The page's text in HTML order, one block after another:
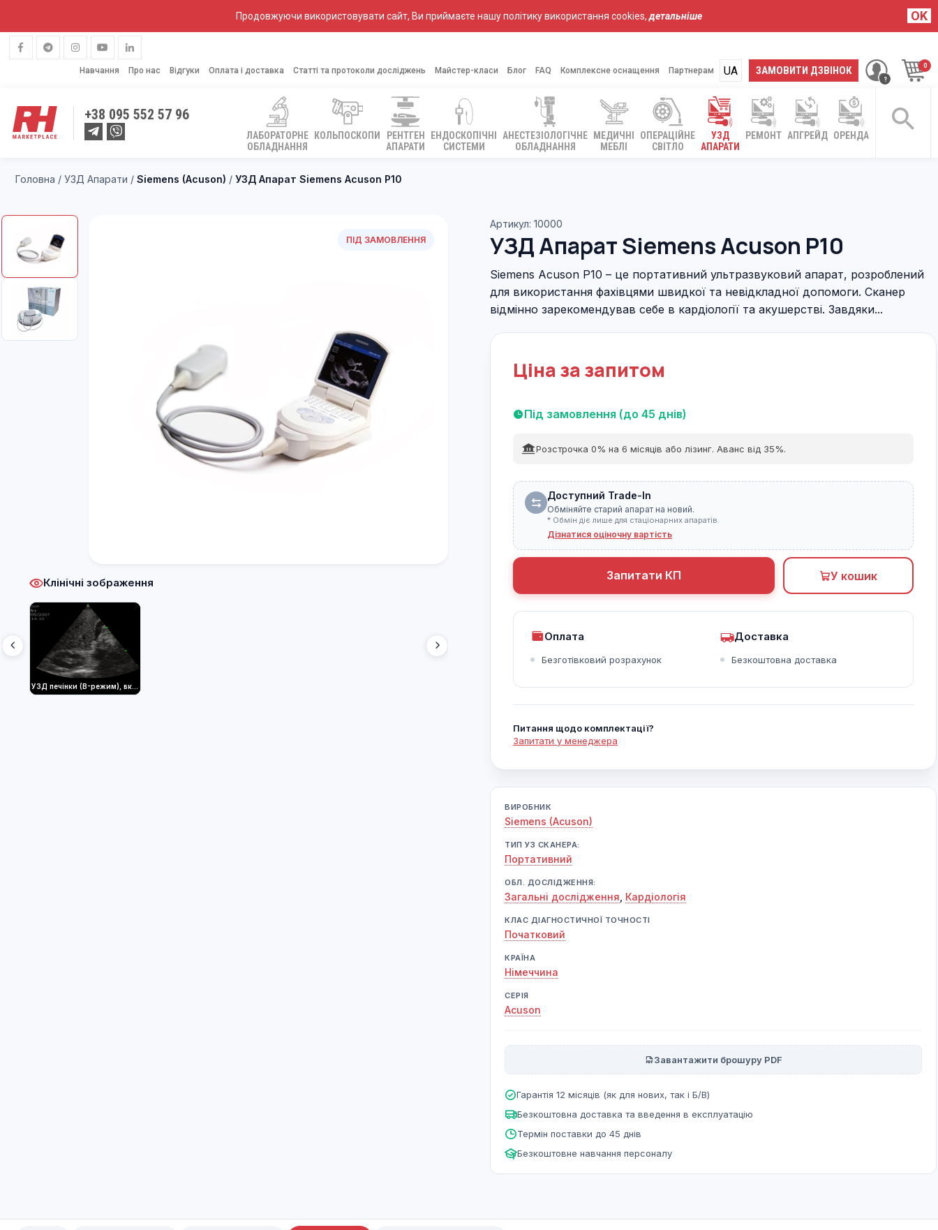
Продовжуючи використовувати сайт, Ви приймаєте нашу політику використання cookies,детальніше OK
Навчання Про нас Відгуки Оплата і доставка Статті та протоколи досліджень Майстер-класи Блог FAQ Комплексне оснащення Партнерам ЗАМОВИТИ ДЗВІНОК
UA
RU
+38 095 552 57 96
ЛАБОРАТОРНЕ
ОБЛАДНАННЯ
КОЛЬПОСКОПИ
РЕНТГЕН
АПАРАТИ
ЕНДОСКОПІЧНІ
СИСТЕМИ
АНЕСТЕЗІОЛОГІЧНЕ
ОБЛАДНАННЯ
МЕДИЧНІ
МЕБЛІ
ОПЕРАЦІЙНЕ
СВІТЛО
УЗД
АПАРАТИ
РЕМОНТ АПГРЕЙД ОРЕНДА
Головна / УЗД Апарати / Siemens (Acuson) / УЗД Апарат Siemens Acuson P10
ПІД ЗАМОВЛЕННЯ
Клінічні зображення
Артикул: 10000
УЗД Апарат Siemens Acuson P10
Siemens Acuson P10 – це портативний ультразвуковий апарат, розроблений
для використання фахівцями швидкої та невідкладної допомоги. Сканер
відмінно зарекомендував себе в кардіології та акушерстві. Завдяки...
Ціна за запитом
Під замовлення (до 45 днів)
Розстрочка 0% на 6 місяців або лізинг. Аванс від 35%.
Доступний Trade-In
Обміняйте старий апарат на новий.
* Обмін діє лише для стаціонарних апаратів.
Дізнатися оціночну вартість
Запитати КП У кошик
Оплата
Безготівковий розрахунок
Доставка
Безкоштовна доставка
Питання щодо комплектації?
Запитати у менеджера
ВИРОБНИК
Siemens (Acuson)
ТИП УЗ СКАНЕРА:
Портативний
ОБЛ. ДОСЛІДЖЕННЯ:
Загальні дослідження Кардіологія
КЛАС ДІАГНОСТИЧНОЇ ТОЧНОСТІ
Початковий
КРАЇНА
Німеччина
СЕРІЯ
Acuson
Завантажити брошуру PDF
Гарантія 12 місяців (як для нових, так і Б/В)
Безкоштовна доставка та введення в експлуатацію
Термін поставки до 45 днів
Безкоштовне навчання персоналу